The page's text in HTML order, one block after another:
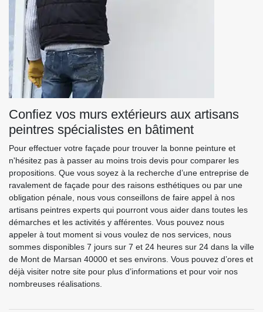
Confiez vos murs extérieurs aux artisans
peintres spécialistes en bâtiment
Pour effectuer votre façade pour trouver la bonne peinture et
n'hésitez pas à passer au moins trois devis pour comparer les
propositions. Que vous soyez à la recherche d’une entreprise de
ravalement de façade pour des raisons esthétiques ou par une
obligation pénale, nous vous conseillons de faire appel à nos
artisans peintres experts qui pourront vous aider dans toutes les
démarches et les activités y afférentes. Vous pouvez nous
appeler à tout moment si vous voulez de nos services, nous
sommes disponibles 7 jours sur 7 et 24 heures sur 24 dans la ville
de Mont de Marsan 40000 et ses environs. Vous pouvez d’ores et
déjà visiter notre site pour plus d’informations et pour voir nos
nombreuses réalisations.